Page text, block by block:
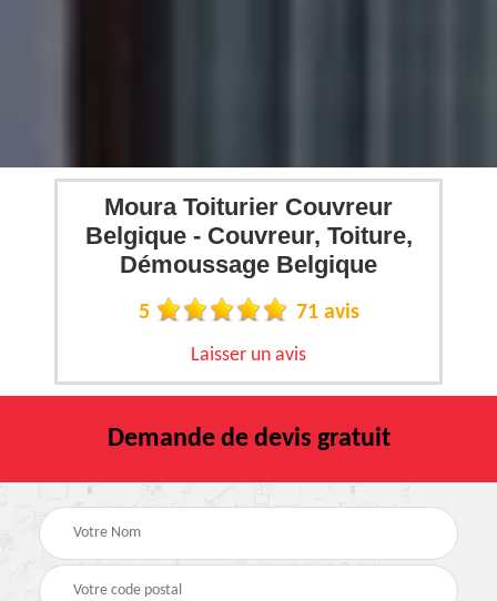
Moura Toiturier Couvreur
Belgique - Couvreur, Toiture,
Démoussage Belgique
5 71 avis
Laisser un avis
Demande de devis gratuit